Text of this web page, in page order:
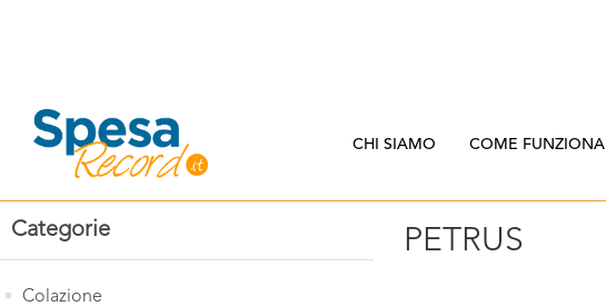
CHI SIAMO COME FUNZIONA
Categorie
Colazione
PETRUS